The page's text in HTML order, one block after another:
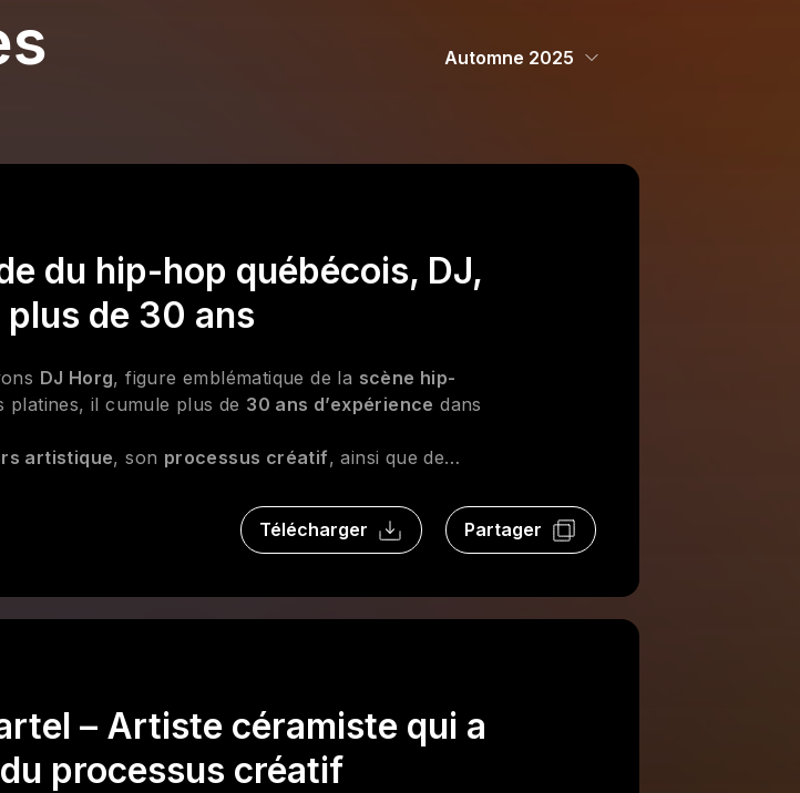
Automne 2025
du hip-hop québécois, DJ,
de 30 ans
DJ Horg, figure emblématique de la scène hip-
platines, il cumule plus de 30 ans d’expérience dans
artistique, son processus créatif, ainsi que de
l’évolution de la scène au Québec.
Télécharger Partager
– Artiste céramiste qui a
processus créatif